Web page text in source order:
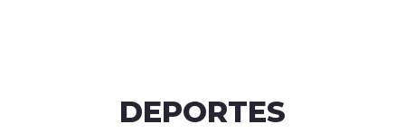
DEPORTES